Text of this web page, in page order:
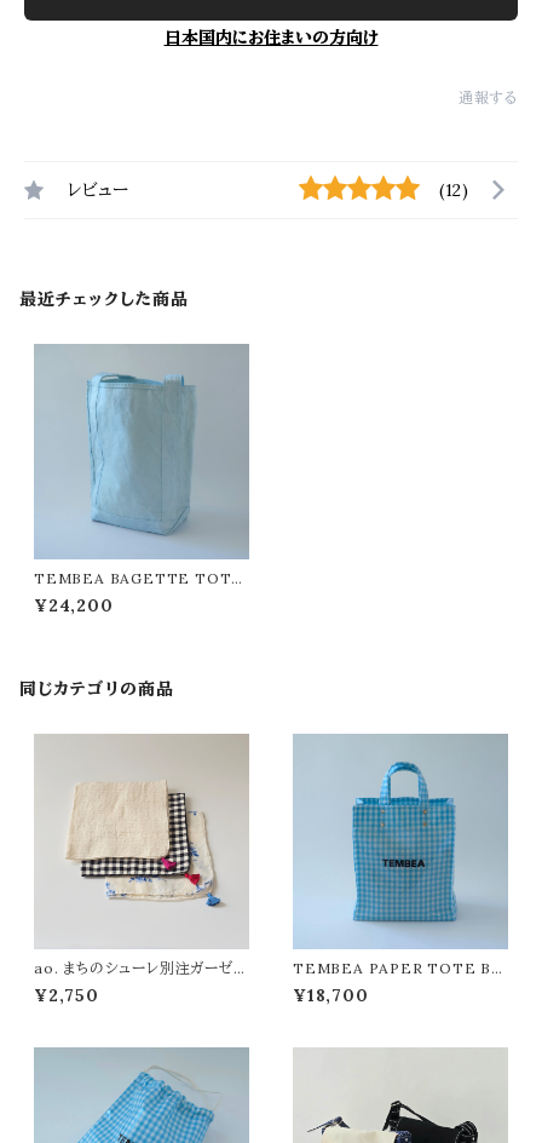
日本国内にお住まいの方向け
通報する
レビュー (12)
最近チェックした商品
TEMBEA BAGETTE TOTE
VEGETABLE DYE
¥24,200
同じカテゴリの商品
ao. まちのシューレ別注ガーゼハ
ンカチ
¥2,750
TEMBEA PAPER TOTE BA
G PVC
¥18,700